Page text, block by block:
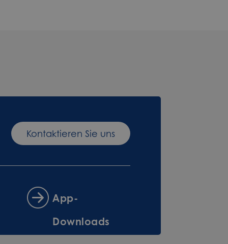
Kontaktieren Sie uns
App-
Downloads